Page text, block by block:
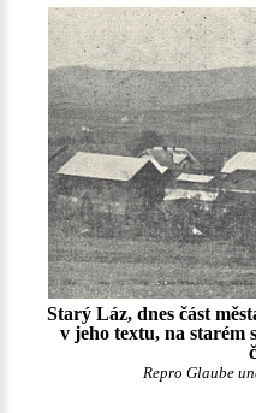
Starý Láz, dnes část
v jeho textu, na starém
Repro Glaube